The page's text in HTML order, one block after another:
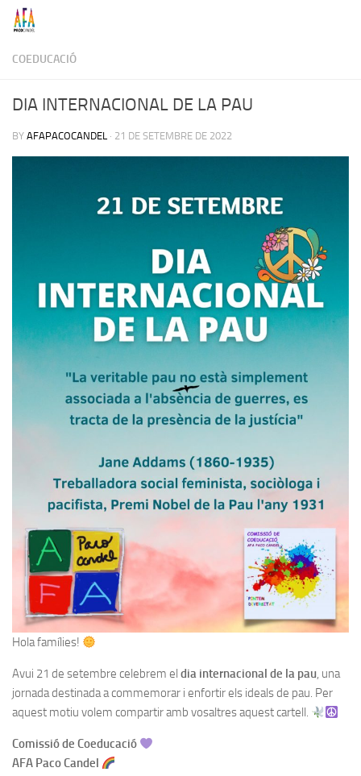
Skip to content
COEDUCACIÓ
DIA INTERNACIONAL DE LA PAU
BY AFAPACOCANDEL · 21 DE SETEMBRE DE 2022
Hola famílies!
Avui 21 de setembre celebrem el dia internacional de la pau, una
jornada destinada a commemorar i enfortir els ideals de pau. Per
aquest motiu volem compartir amb vosaltres aquest cartell.
Comissió de Coeducació
AFA Paco Candel